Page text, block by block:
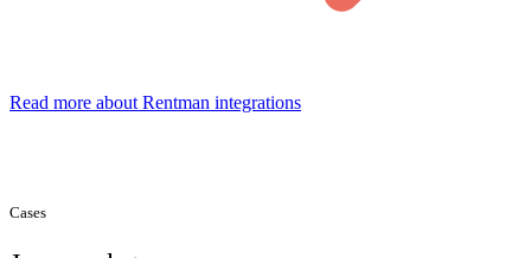
Read more about Rentman integrations
Cases